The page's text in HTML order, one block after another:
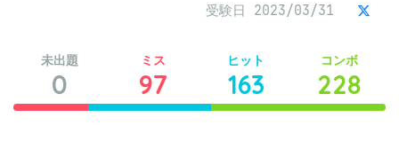
受験日 2023/03/31
未出題
0
ミス
97
ヒット
163
コンボ
228